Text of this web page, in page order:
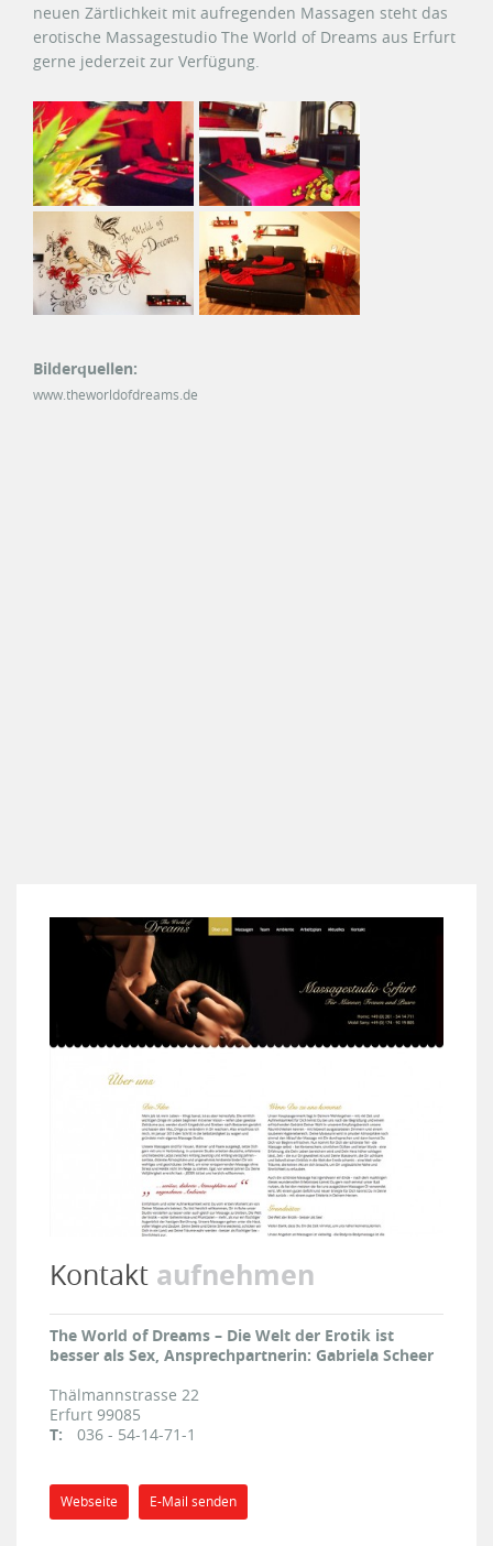
neuen Zärtlichkeit mit aufregenden Massagen steht das
erotische Massagestudio The World of Dreams aus Erfurt
gerne jederzeit zur Verfügung.
Bilderquellen:
www.theworldofdreams.de
Kontakt aufnehmen
The World of Dreams – Die Welt der Erotik ist
besser als Sex, Ansprechpartnerin: Gabriela Scheer
Thälmannstrasse 22
Erfurt 99085
T:
036 - 54-14-71-1
Webseite E-Mail senden